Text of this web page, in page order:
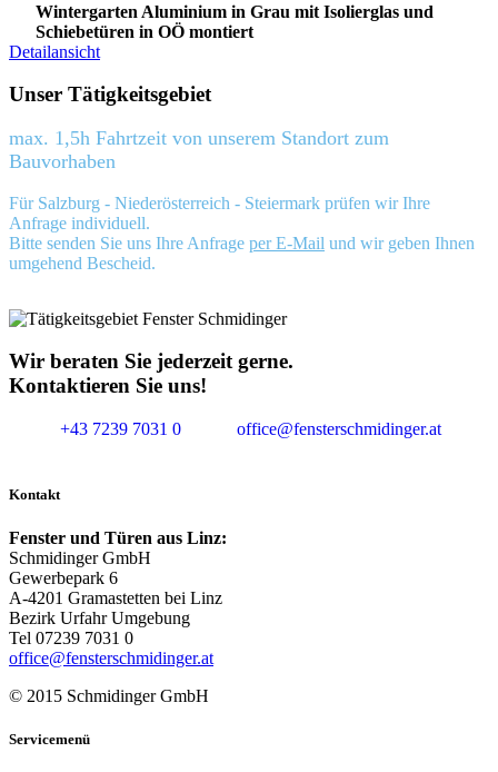
Wintergarten Aluminium in Grau mit Isolierglas und
Schiebetüren in OÖ montiert
Detailansicht
Unser Tätigkeitsgebiet
max. 1,5h Fahrtzeit von unserem Standort zum
Bauvorhaben
Für Salzburg - Niederösterreich - Steiermark prüfen wir Ihre
Anfrage individuell.
Bitte senden Sie uns Ihre Anfrage per E-Mail und wir geben Ihnen
umgehend Bescheid.
Wir beraten Sie jederzeit gerne.
Kontaktieren Sie uns!
+43 7239 7031 0 office@fensterschmidinger.at
Kontakt
Fenster und Türen aus Linz:
Schmidinger GmbH
Gewerbepark 6
A-4201 Gramastetten bei Linz
Bezirk Urfahr Umgebung
Tel 07239 7031 0
office@fensterschmidinger.at
© 2015 Schmidinger GmbH
Servicemenü